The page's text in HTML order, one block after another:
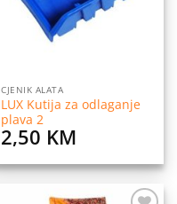
CJENIK ALATA
LUX Kutija za odlaganje
plava 2
2,50 KM